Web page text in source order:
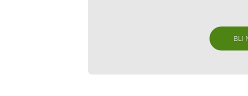
BLI